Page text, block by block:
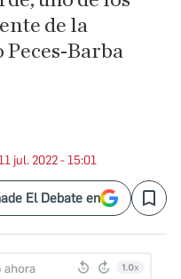
de la
Barba
jul. 2022 - 15:01
El Debate en Save